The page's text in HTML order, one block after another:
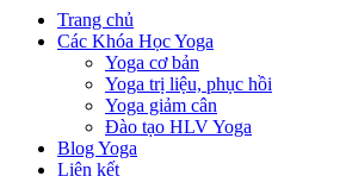
Trang chủ
Các Khóa Học Yoga
Yoga cơ bản
Yoga trị liệu, phục hồi
Yoga giảm cân
Đào tạo HLV Yoga
Blog Yoga
Liên kết